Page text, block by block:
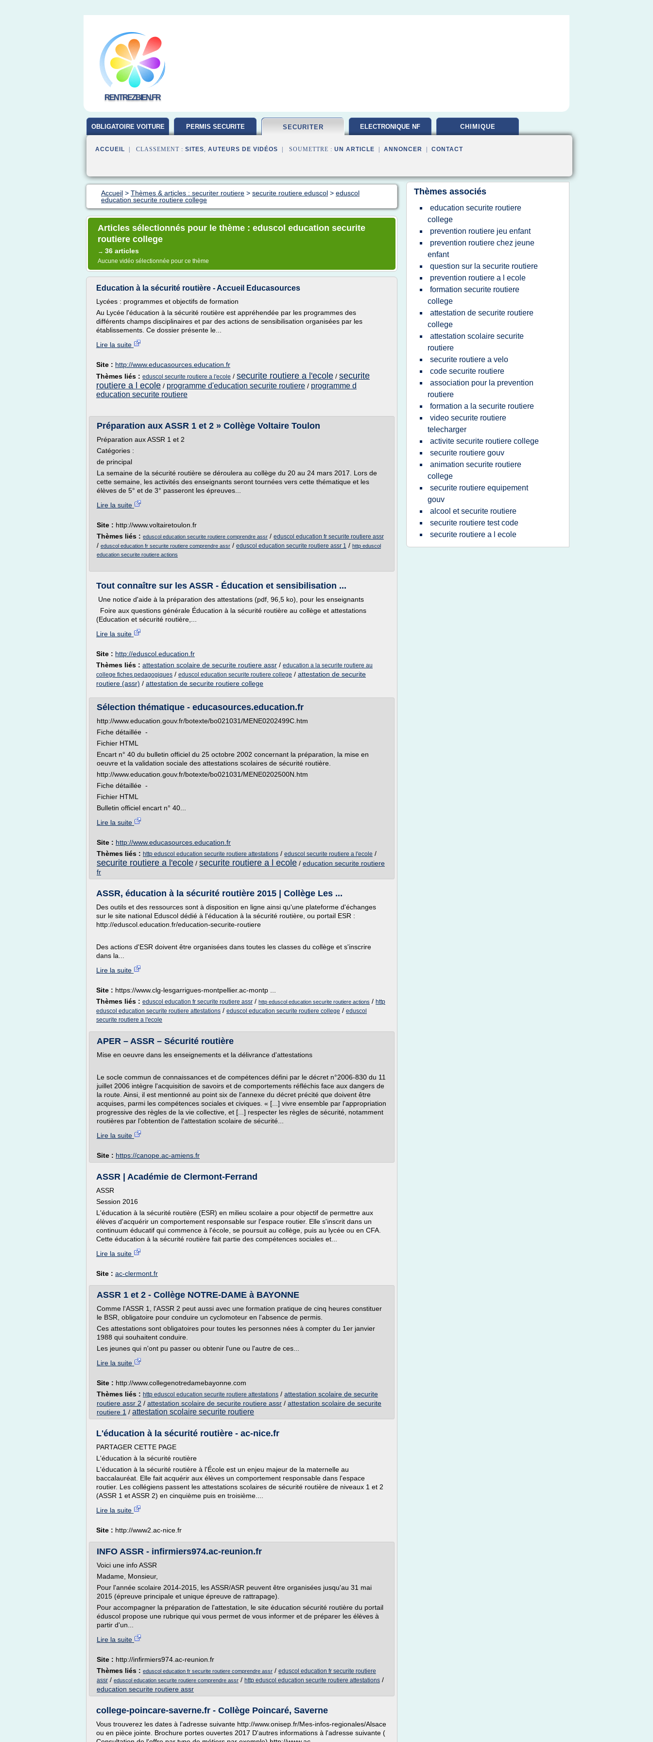
RENTREZBIEN.FR
OBLIGATOIRE VOITURE PERMIS SECURITE SECURITER ELECTRONIQUE NF CHIMIQUE
ACCUEIL | CLASSEMENT : SITES, AUTEURS DE VIDÉOS | SOUMETTRE : UN ARTICLE ANNONCER CONTACT
Accueil > Thèmes & articles : securiter routiere > securite routiere eduscol > eduscol
education securite routiere college
Articles sélectionnés pour le thème : eduscol education securite
routiere college
→ 36 articles
Aucune vidéo sélectionnée pour ce thème
Education à la sécurité routière - Accueil Educasources
Lycées : programmes et objectifs de formation
Au Lycée l'éducation à la sécurité routière est appréhendée par les programmes des
différents champs disciplinaires et par des actions de sensibilisation organisées par les
établissements. Ce dossier présente le...
Lire la suite
Site : http://www.educasources.education.fr
Thèmes liés : eduscol securite routiere a l'ecole / securite routiere a l'ecole / securite
routiere a l ecole / programme d'education securite routiere / programme d
education securite routiere
Préparation aux ASSR 1 et 2 » Collège Voltaire Toulon
Préparation aux ASSR 1 et 2
Catégories :
de principal
La semaine de la sécurité routière se déroulera au collège du 20 au 24 mars 2017. Lors de
cette semaine, les activités des enseignants seront tournées vers cette thématique et les
élèves de 5° et de 3° passeront les épreuves...
Lire la suite
Site : http://www.voltairetoulon.fr
Thèmes liés : eduscol education securite routiere comprendre assr / eduscol education fr securite routiere assr
/ eduscol education fr securite routiere comprendre assr / eduscol education securite routiere assr 1 / http eduscol
education securite routiere actions
Tout connaître sur les ASSR - Éducation et sensibilisation ...
Une notice d'aide à la préparation des attestations (pdf, 96,5 ko), pour les enseignants
Foire aux questions générale Éducation à la sécurité routière au collège et attestations
(Education et sécurité routière,...
Lire la suite
Site : http://eduscol.education.fr
Thèmes liés : attestation scolaire de securite routiere assr / education a la securite routiere au
college fiches pedagogiques / eduscol education securite routiere college / attestation de securite
routiere (assr) / attestation de securite routiere college
Sélection thématique - educasources.education.fr
http://www.education.gouv.fr/botexte/bo021031/MENE0202499C.htm
Fiche détaillée -
Fichier HTML
Encart n° 40 du bulletin officiel du 25 octobre 2002 concernant la préparation, la mise en
oeuvre et la validation sociale des attestations scolaires de sécurité routière.
http://www.education.gouv.fr/botexte/bo021031/MENE0202500N.htm
Fiche détaillée -
Fichier HTML
Bulletin officiel encart n° 40...
Lire la suite
Site : http://www.educasources.education.fr
Thèmes liés : http eduscol education securite routiere attestations / eduscol securite routiere a l'ecole /
securite routiere a l'ecole / securite routiere a l ecole / education securite routiere
fr
ASSR, éducation à la sécurité routière 2015 | Collège Les ...
Des outils et des ressources sont à disposition en ligne ainsi qu'une plateforme d'échanges
sur le site national Eduscol dédié à l'éducation à la sécurité routière, ou portail ESR :
http://eduscol.education.fr/education-securite-routiere
Des actions d'ESR doivent être organisées dans toutes les classes du collège et s'inscrire
dans la...
Lire la suite
Site : https://www.clg-lesgarrigues-montpellier.ac-montp ...
Thèmes liés : eduscol education fr securite routiere assr / http eduscol education securite routiere actions / http
eduscol education securite routiere attestations / eduscol education securite routiere college / eduscol
securite routiere a l'ecole
APER – ASSR – Sécurité routière
Mise en oeuvre dans les enseignements et la délivrance d'attestations
Le socle commun de connaissances et de compétences défini par le décret n°2006-830 du 11
juillet 2006 intègre l'acquisition de savoirs et de comportements réfléchis face aux dangers de
la route. Ainsi, il est mentionné au point six de l'annexe du décret précité que doivent être
acquises, parmi les compétences sociales et civiques. « [...] vivre ensemble par l'appropriation
progressive des règles de la vie collective, et [...] respecter les règles de sécurité, notamment
routières par l'obtention de l'attestation scolaire de sécurité...
Lire la suite
Site : https://canope.ac-amiens.fr
ASSR | Académie de Clermont-Ferrand
ASSR
Session 2016
L'éducation à la sécurité routière (ESR) en milieu scolaire a pour objectif de permettre aux
élèves d'acquérir un comportement responsable sur l'espace routier. Elle s'inscrit dans un
continuum éducatif qui commence à l'école, se poursuit au collège, puis au lycée ou en CFA.
Cette éducation à la sécurité routière fait partie des compétences sociales et...
Lire la suite
Site : ac-clermont.fr
ASSR 1 et 2 - Collège NOTRE-DAME à BAYONNE
Comme l'ASSR 1, l'ASSR 2 peut aussi avec une formation pratique de cinq heures constituer
le BSR, obligatoire pour conduire un cyclomoteur en l'absence de permis.
Ces attestations sont obligatoires pour toutes les personnes nées à compter du 1er janvier
1988 qui souhaitent conduire.
Les jeunes qui n'ont pu passer ou obtenir l'une ou l'autre de ces...
Lire la suite
Site : http://www.collegenotredamebayonne.com
Thèmes liés : http eduscol education securite routiere attestations / attestation scolaire de securite
routiere assr 2 / attestation scolaire de securite routiere assr / attestation scolaire de securite
routiere 1 / attestation scolaire securite routiere
L'éducation à la sécurité routière - ac-nice.fr
PARTAGER CETTE PAGE
L'éducation à la sécurité routière
L'éducation à la sécurité routière à l'École est un enjeu majeur de la maternelle au
baccalauréat. Elle fait acquérir aux élèves un comportement responsable dans l'espace
routier. Les collégiens passent les attestations scolaires de sécurité routière de niveaux 1 et 2
(ASSR 1 et ASSR 2) en cinquième puis en troisième....
Lire la suite
Site : http://www2.ac-nice.fr
INFO ASSR - infirmiers974.ac-reunion.fr
Voici une info ASSR
Madame, Monsieur,
Pour l'année scolaire 2014-2015, les ASSR/ASR peuvent être organisées jusqu'au 31 mai
2015 (épreuve principale et unique épreuve de rattrapage).
Pour accompagner la préparation de l'attestation, le site éducation sécurité routière du portail
éduscol propose une rubrique qui vous permet de vous informer et de préparer les élèves à
partir d'un...
Lire la suite
Site : http://infirmiers974.ac-reunion.fr
Thèmes liés : eduscol education fr securite routiere comprendre assr / eduscol education fr securite routiere
assr / eduscol education securite routiere comprendre assr / http eduscol education securite routiere attestations /
education securite routiere assr
college-poincare-saverne.fr - Collège Poincaré, Saverne
Vous trouverez les dates à l'adresse suivante http://www.onisep.fr/Mes-infos-regionales/Alsace
ou en pièce jointe. Brochure portes ouvertes 2017 D'autres informations à l'adresse suivante (
Thèmes associés
education securite routiere
college
prevention routiere jeu enfant
prevention routiere chez jeune
enfant
question sur la securite routiere
prevention routiere a l ecole
formation securite routiere
college
attestation de securite routiere
college
attestation scolaire securite
routiere
securite routiere a velo
code securite routiere
association pour la prevention
routiere
formation a la securite routiere
video securite routiere
telecharger
activite securite routiere college
securite routiere gouv
animation securite routiere
college
securite routiere equipement
gouv
alcool et securite routiere
securite routiere test code
securite routiere a l ecole